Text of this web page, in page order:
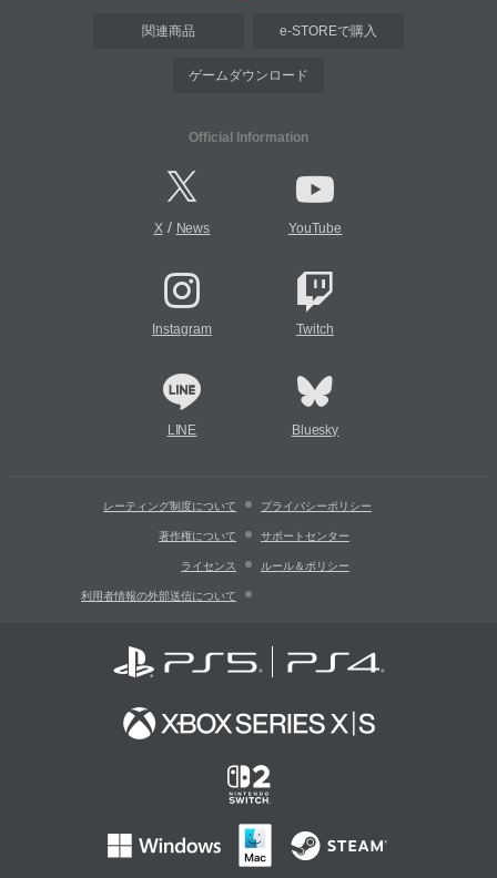
関連商品 e-STOREで購入
ゲームダウンロード
Official Information
X/ News YouTube
Instagram Twitch
LINE Bluesky
レーティング制度について プライバシーポリシー
著作権について サポートセンター
ライセンス ルール＆ポリシー
利用者情報の外部送信について